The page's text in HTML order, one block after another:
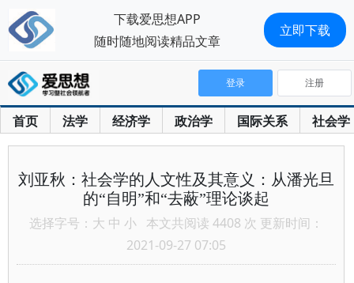
首页 法学 经济学 政治学 国际关系 社会学
登录 注册
刘亚秋：社会学的人文性及其意义：从潘光旦
的“自明”和“去蔽”理论谈起
选择字号： 大 中 小 本文共阅读 4408 次 更新时间：
2021-09-27 07:05
下载爱思想APP
随时随地阅读精品文章
立即下载